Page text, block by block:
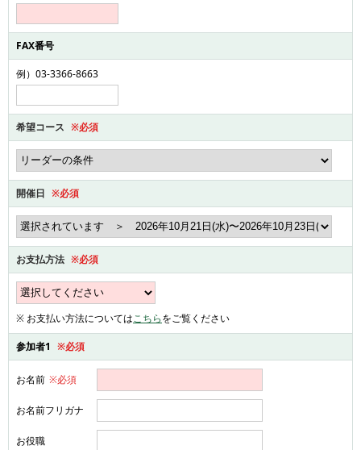
FAX番号
例）03-3366-8663
希望コース ※必須
開催日 ※必須
お支払方法 ※必須
※ お支払い方法についてはこちらをご覧ください
参加者1 ※必須
お名前 ※必須
お名前フリガナ
お役職